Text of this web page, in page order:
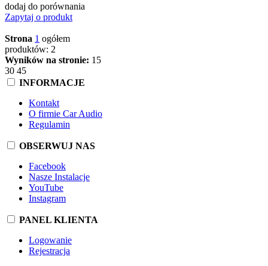
dodaj do porównania
Zapytaj o produkt
Strona 1 ogółem
produktów: 2
Wyników na stronie: 15
30 45
INFORMACJE
Kontakt
O firmie Car Audio
Regulamin
OBSERWUJ NAS
Facebook
Nasze Instalacje
YouTube
Instagram
PANEL KLIENTA
Logowanie
Rejestracja